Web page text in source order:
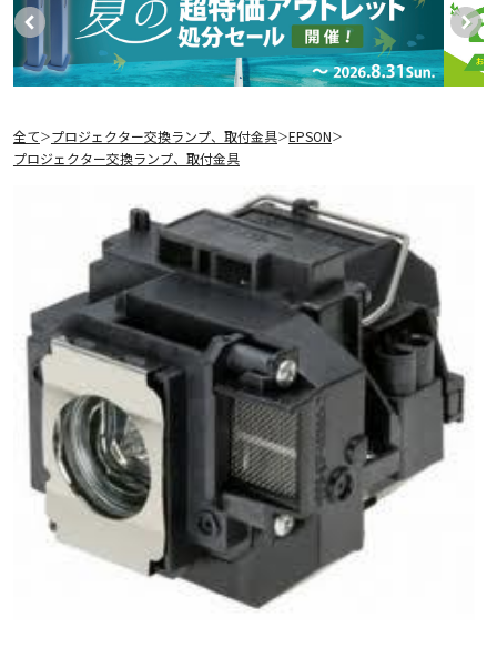
全て＞プロジェクター交換ランプ、取付金具＞EPSON＞
プロジェクター交換ランプ、取付金具